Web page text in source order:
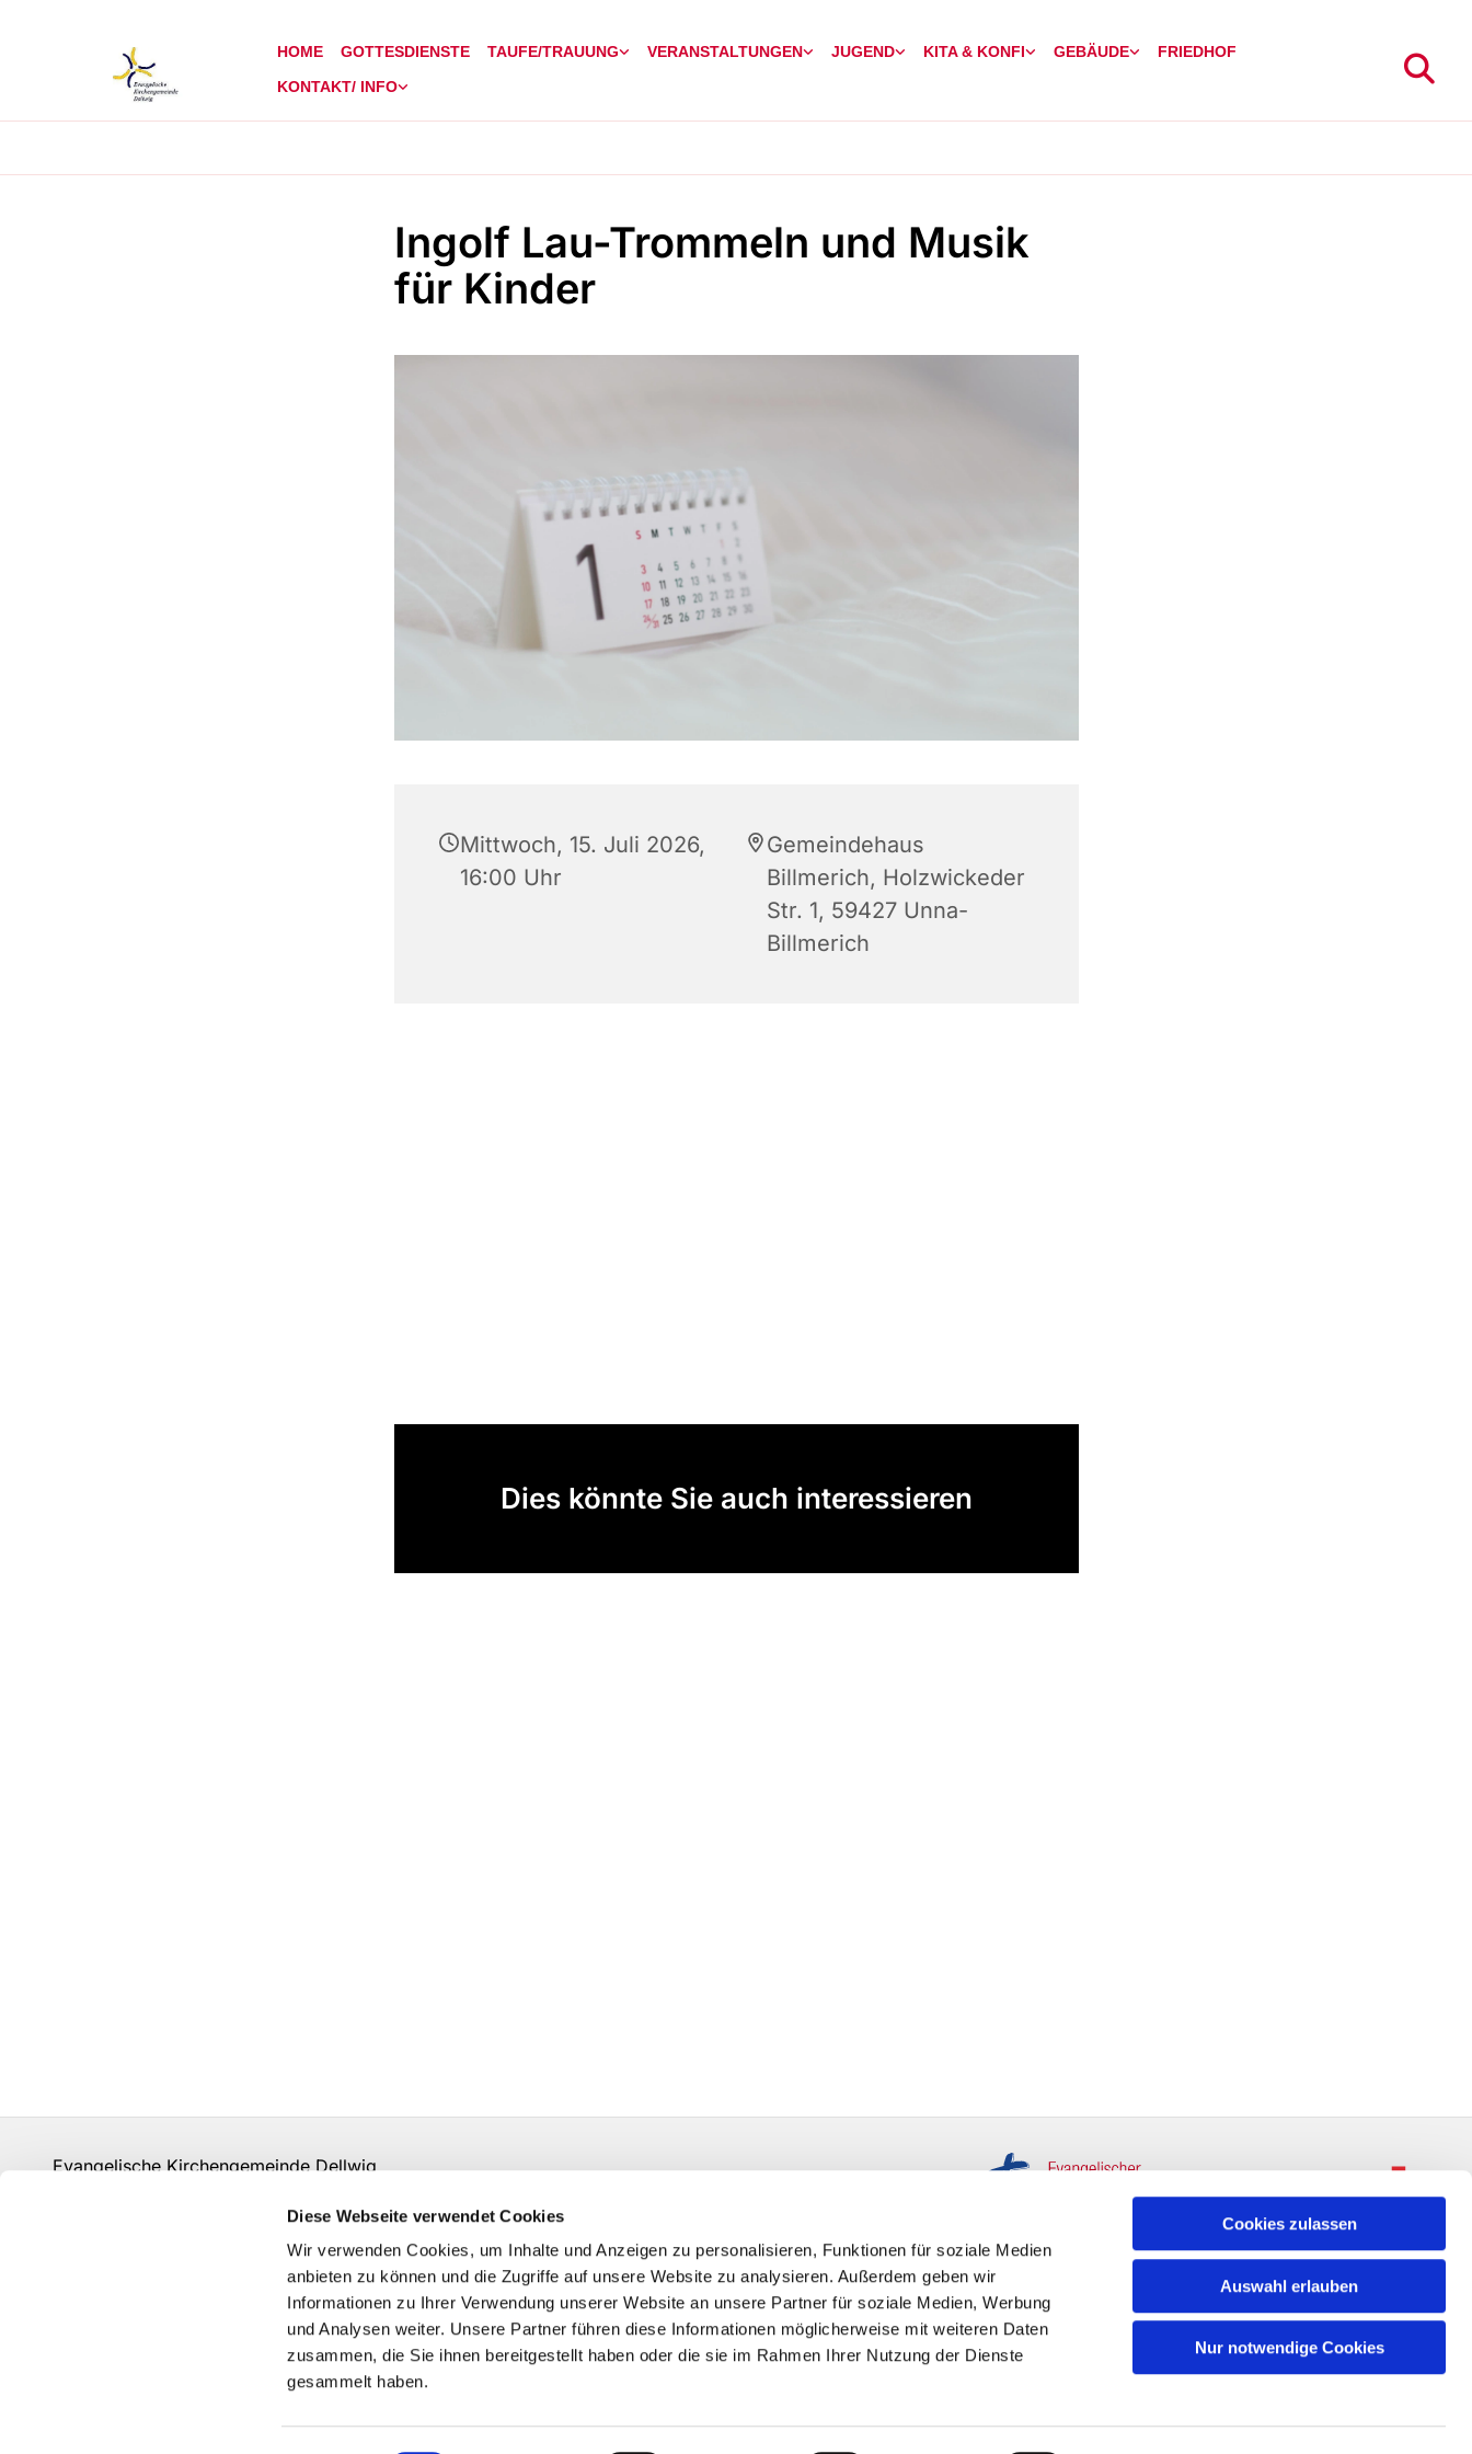
Diese Webseite verwendet Cookies
Wir verwenden Cookies, um Inhalte und Anzeigen zu personalisieren, Funktionen für soziale Medien
anbieten zu können und die Zugriffe auf unsere Website zu analysieren. Außerdem geben wir
Informationen zu Ihrer Verwendung unserer Website an unsere Partner für soziale Medien, Werbung
und Analysen weiter. Unsere Partner führen diese Informationen möglicherweise mit weiteren Daten
zusammen, die Sie ihnen bereitgestellt haben oder die sie im Rahmen Ihrer Nutzung der Dienste
gesammelt haben.
Cookies zulassen
Auswahl erlauben
Nur notwendige Cookies
HOME GOTTESDIENSTE TAUFE/TRAUUNG VERANSTALTUNGEN JUGEND KITA & KONFI GEBÄUDE
FRIEDHOF
KONTAKT/ INFO
Ingolf Lau-Trommeln und Musik
für Kinder
Mittwoch, 15. Juli 2026,
16:00 Uhr
Gemeindehaus
Billmerich, Holzwickeder
Str. 1, 59427 Unna-
Billmerich
Dies könnte Sie auch interessieren
Evangelische Kirchengemeinde Dellwig
Grundsätze der Datenverarbeitung